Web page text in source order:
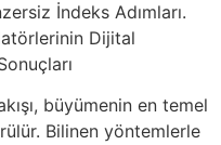
İndeks Adımları.
Dijital
büyümenin en temel
Bilinen yöntemlerle